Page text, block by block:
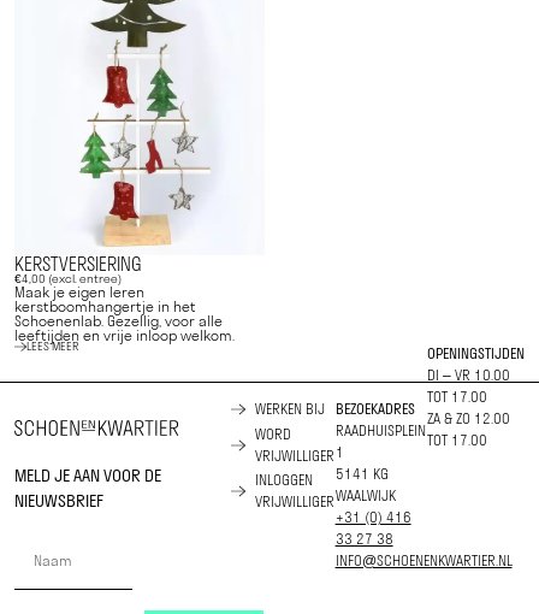
KERSTVERSIERING
€4,00 (excl. entree)
Maak je eigen leren
kerstboomhangertje in het
Schoenenlab. Gezellig, voor alle
leeftijden en vrije inloop welkom.
LEES MEER
MELD JE AAN VOOR DE
NIEUWSBRIEF
WERKEN BIJ
WORD
VRIJWILLIGER
INLOGGEN
VRIJWILLIGER
BEZOEKADRES
RAADHUISPLEIN
1
5141 KG
WAALWIJK
+31 (0) 416
33 27 38
INFO@SCHOENENKWARTIER.NL
OPENINGSTIJDEN
DI – VR 10.00
TOT 17.00
ZA & ZO 12.00
TOT 17.00